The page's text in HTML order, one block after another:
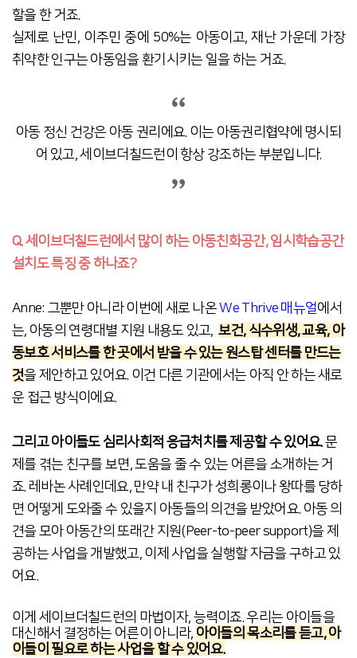
할을 한 거죠.
실제로 난민, 이주민 중에 50%는 아동이고, 재난 가운데 가장
취약한 인구는 아동임을 환기시키는 일을 하는 거죠.
아동 정신 건강은 아동 권리에요. 이는 아동권리협약에 명시되
어 있고, 세이브더칠드런이 항상 강조하는 부분입니다.
Q. 세이브더칠드런에서 많이 하는 아동친화공간, 임시학습공간
설치도 특징 중 하나죠?
Anne: 그뿐만 아니라 이번에 새로 나온We Thrive 매뉴얼에서
는, 아동의 연령대별 지원 내용도 있고,보건, 식수위생, 교육, 아
동보호 서비스를 한 곳에서 받을 수 있는 원스탑 센터를 만드는
것을 제안하고 있어요. 이건 다른 기관에서는 아직 안 하는 새로
운 접근 방식이에요.
그리고 아이들도 심리사회적 응급처치를 제공할 수 있어요.문
제를 겪는 친구를 보면, 도움을 줄 수 있는 어른을 소개하는 거
죠. 레바논 사례인데요, 만약 내 친구가 성희롱이나 왕따를 당하
면 어떻게 도와줄 수 있을지 아동들의 의견을 받았어요. 아동 의
견을 모아 아동간의 또래간 지원(Peer-to-peer support)을 제
공하는 사업을 개발했고, 이제 사업을 실행할 자금을 구하고 있
어요.
이게 세이브더칠드런의 마법이자, 능력이죠. 우리는 아이들을
대신해서 결정하는 어른이 아니라, 아이들의 목소리를 듣고, 아
이들이 필요로 하는 사업을 할 수 있어요.